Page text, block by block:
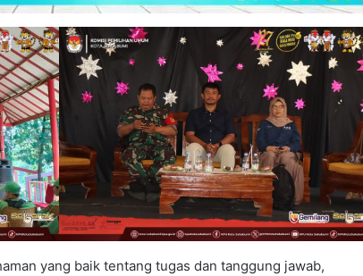
yang baik tentang tugas dan tanggung jawab,